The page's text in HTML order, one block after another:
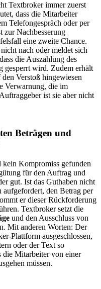
Textbroker immer zuerst
dass die Mitarbeiter
Telefongespräch oder per
zur Nachbesserung
eine zweite Chance.
nicht nach oder meldet sich
die Auszahlung des
gesperrt wird. Zudem erhält
Verstoß hingewiesen
Verwarnung, die im
ist sie aber nicht
Beträgen und
Kompromiss gefunden
für den Auftrag und
gut. Ist das Guthaben nicht
den Betrag per
er dieser Rückforderung
Textbroker setzt die
und den Ausschluss von
Mit anderen Worten: Der
Plattform ausgeschlossen,
oder der Text so
die Mitarbeiter von einer
müssen.